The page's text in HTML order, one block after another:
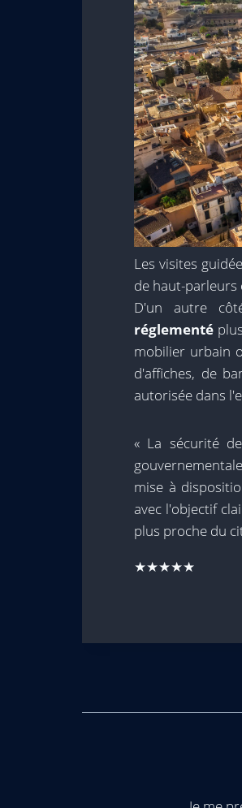
Les visites
de haut-parleurs
D'un autre
réglementé
mobilier urbain
d'affiches, de
autorisée dans
« La sécurité
mise à
avec l'objectif
plus proche du
★★★★★